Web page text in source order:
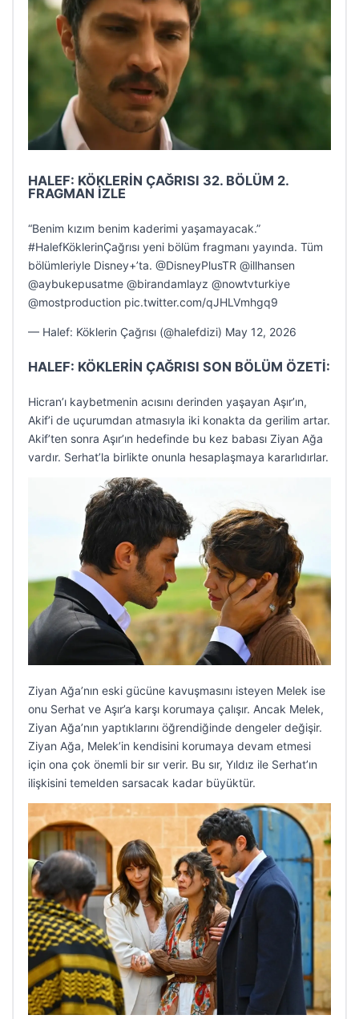
HALEF: KÖKLERİN ÇAĞRISI 32. BÖLÜM 2.
FRAGMAN İZLE
“Benim kızım benim kaderimi yaşamayacak.”
#HalefKöklerinÇağrısı yeni bölüm fragmanı yayında. Tüm
bölümleriyle Disney+’ta. @DisneyPlusTR @illhansen
@aybukepusatme @birandamlayz @nowtvturkiye
@mostproduction pic.twitter.com/qJHLVmhgq9
— Halef: Köklerin Çağrısı (@halefdizi) May 12, 2026
HALEF: KÖKLERİN ÇAĞRISI SON BÖLÜM ÖZETİ:
Hicran’ı kaybetmenin acısını derinden yaşayan Aşır’ın,
Akif’i de uçurumdan atmasıyla iki konakta da gerilim artar.
Akif’ten sonra Aşır’ın hedefinde bu kez babası Ziyan Ağa
vardır. Serhat’la birlikte onunla hesaplaşmaya kararlıdırlar.
Ziyan Ağa’nın eski gücüne kavuşmasını isteyen Melek ise
onu Serhat ve Aşır’a karşı korumaya çalışır. Ancak Melek,
Ziyan Ağa’nın yaptıklarını öğrendiğinde dengeler değişir.
Ziyan Ağa, Melek’in kendisini korumaya devam etmesi
için ona çok önemli bir sır verir. Bu sır, Yıldız ile Serhat’ın
ilişkisini temelden sarsacak kadar büyüktür.